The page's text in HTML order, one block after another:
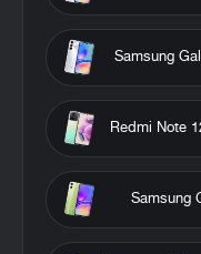
Samsung
Redmi Note
Samsung